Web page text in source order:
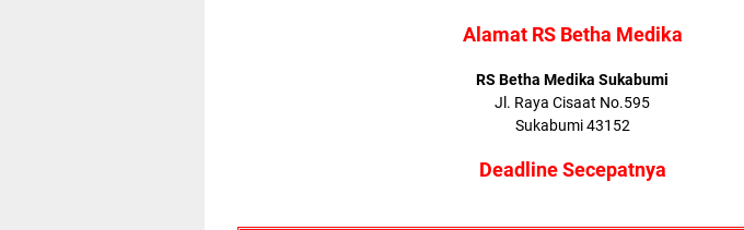
Alamat RS Betha Medika
RS Betha Medika Sukabumi
Jl. Raya Cisaat No.595
Sukabumi 43152
Deadline Secepatnya